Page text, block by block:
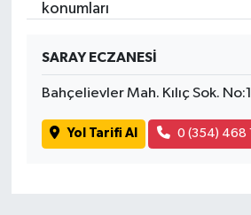
konumları
SARAY ECZANESİ
Bahçelievler Mah. Kılıç Sok.
Yol Tarifi Al 0 (354) 468